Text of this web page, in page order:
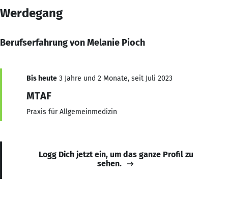
Werdegang
Berufserfahrung von Melanie Pioch
Bis heute 3 Jahre und 2 Monate, seit Juli 2023
MTAF
Praxis für Allgemeinmedizin
Logg Dich jetzt ein, um das ganze Profil zu
sehen.